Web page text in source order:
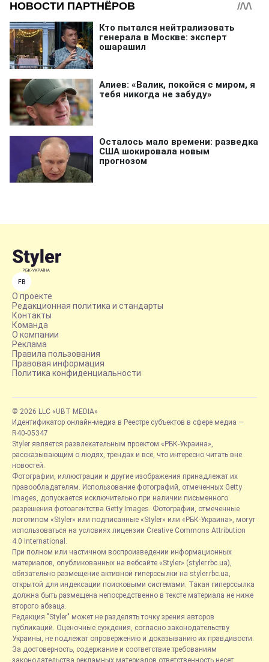
FB
О проекте
Редакционная политика и стандарты
Контакты
Команда
О компании
Реклама
Правила пользования
Правовая информация
Политика конфиденциальности
© 2026 LLC «UBT MEDIA»
Идентификатор онлайн-медиа в Реестре субъектов в сфере медиа —
R40-05347
Styler является развлекательным проектом «РБК-Украина»,
рассказывающим о людях, трендах и всё, что интересно читать вне
новостей.
Фотографии, иллюстрации и другие изображения принадлежат их
правообладателям. Использование фотографий, отмеченных Getty
Images, допускается исключительно при наличии письменного
разрешения фотоагентства Getty Images. Фотографии, отмеченные
логотипом «Styler» или подписанные «Styler» или «РБК-Украина», могут
использоваться на условиях лицензии Creative Commons Attribution
4.0 International.
При полном или частичном воспроизведении информационных
материалов, опубликованных на вебсайте «Styler» (styler.rbc.ua),
обязательно размещение активной гиперссылки на styler.rbc.ua,
открытой для индексации поисковыми системами. Такая гиперссылка
должна быть размещена непосредственно в тексте материала не ниже
второго абзаца.
Редакция "Styler" может не разделять точку зрения авторов
публикаций. Оценочные суждения, согласно законодательству
Украины, не подлежат опровержению и доказыванию их правдивости.
За достоверность, содержание и соответствие требованиям
законодательства рекламных материалов ответственность несет